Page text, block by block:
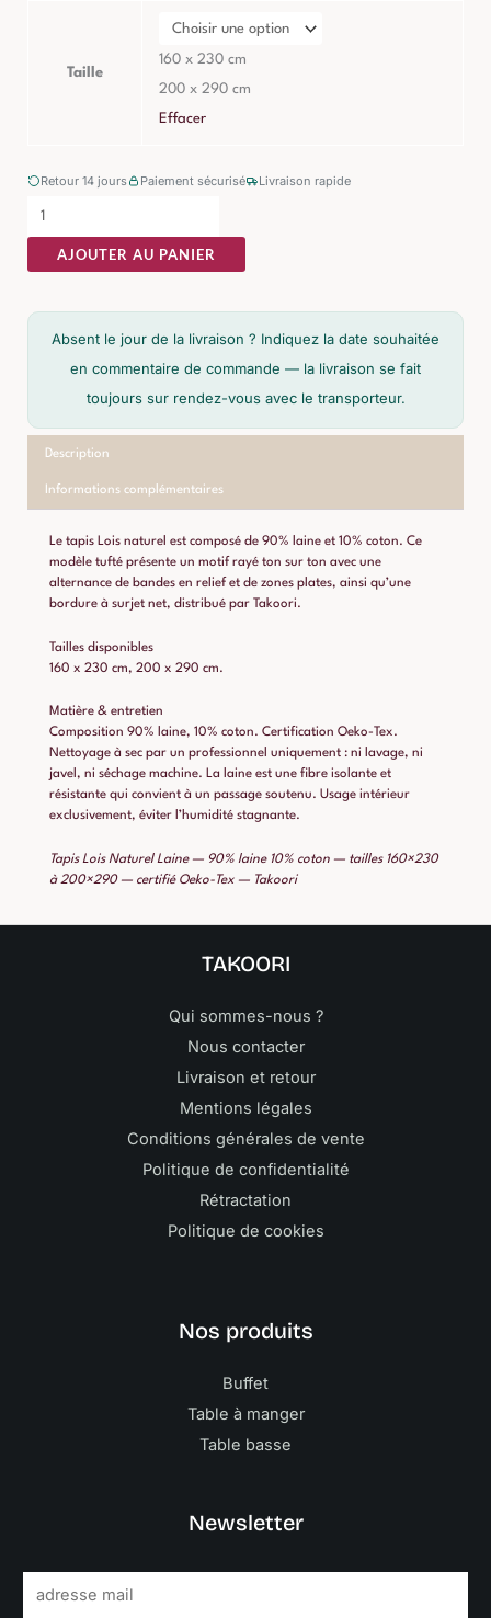
Taille
160 x 230 cm
200 x 290 cm
Effacer
Retour 14 jours Paiement sécurisé Livraison rapide
AJOUTER AU PANIER
Absent le jour de la livraison ? Indiquez la date souhaitée
en commentaire de commande — la livraison se fait
toujours sur rendez-vous avec le transporteur.
Description
Informations complémentaires
Le tapis Lois naturel est composé de 90% laine et 10% coton. Ce
modèle tufté présente un motif rayé ton sur ton avec une
alternance de bandes en relief et de zones plates, ainsi qu’une
bordure à surjet net, distribué par Takoori.
Tailles disponibles
160 x 230 cm, 200 x 290 cm.
Matière & entretien
Composition 90% laine, 10% coton. Certification Oeko-Tex.
Nettoyage à sec par un professionnel uniquement : ni lavage, ni
javel, ni séchage machine. La laine est une fibre isolante et
résistante qui convient à un passage soutenu. Usage intérieur
exclusivement, éviter l’humidité stagnante.
Tapis Lois Naturel Laine — 90% laine 10% coton — tailles 160×230
à 200×290 — certifié Oeko-Tex — Takoori
TAKOORI
Qui sommes-nous ?
Nous contacter
Livraison et retour
Mentions légales
Conditions générales de vente
Politique de confidentialité
Rétractation
Politique de cookies
Nos produits
Buffet
Table à manger
Table basse
Newsletter